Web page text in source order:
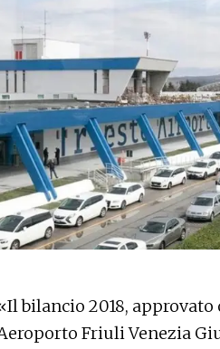
bilancio 2018,
Friuli Venezia